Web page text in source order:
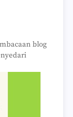
blog